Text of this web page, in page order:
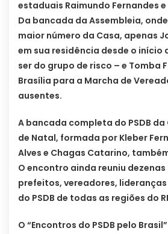
estaduais Raimundo Fernandes
Da bancada da Assembleia, onde
maior número da Casa, apenas
em sua residência desde o início
ser do grupo de risco – e Tomba
Brasília para a Marcha de
ausentes.
A bancada completa do PSDB
de Natal, formada por Kleber
Alves e Chagas Catarino,
O encontro ainda reuniu
prefeitos, vereadores,
do PSDB de todas as regiões do
O “Encontros do PSDB pelo